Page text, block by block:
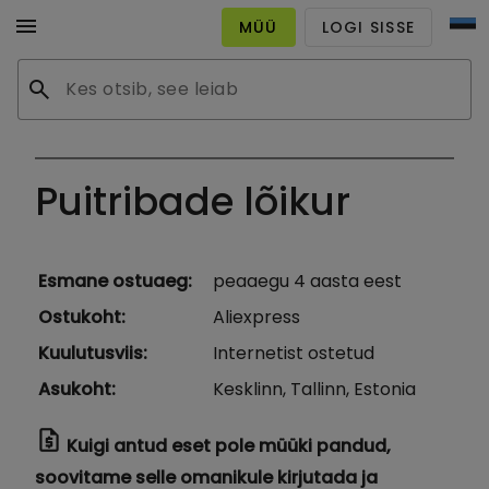
menu
search
MÜÜ LOGI SISSE
Puitribade lõikur
Esmane ostuaeg:
peaaegu 4 aasta eest
Ostukoht:
Aliexpress
Kuulutusviis:
Internetist ostetud
Asukoht: Kesklinn, Tallinn, Estonia
request_quote Kuigi antud eset pole müüki pandud,
soovitame selle omanikule kirjutada ja